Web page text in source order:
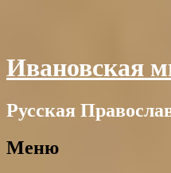
Ивановская
Русская
Меню